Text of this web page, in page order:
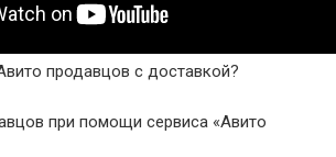
продавцов с доставкой?
при помощи сервиса «Авито